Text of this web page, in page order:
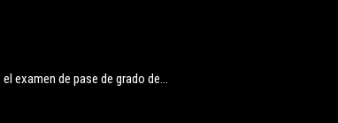
examen de pase de grado de…